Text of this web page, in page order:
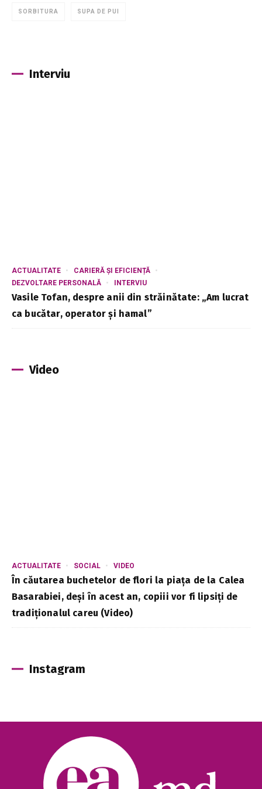
SORBITURA SUPA DE PUI
Interviu
ACTUALITATE
CARIERĂ ȘI EFICIENȚĂ
DEZVOLTARE PERSONALĂ
INTERVIU
Vasile Tofan, despre anii din străinătate: „Am lucrat
ca bucătar, operator și hamal”
Video
ACTUALITATE SOCIAL VIDEO
În căutarea buchetelor de flori la piața de la Calea
Basarabiei, deși în acest an, copiii vor fi lipsiți de
tradiționalul careu (Video)
Instagram